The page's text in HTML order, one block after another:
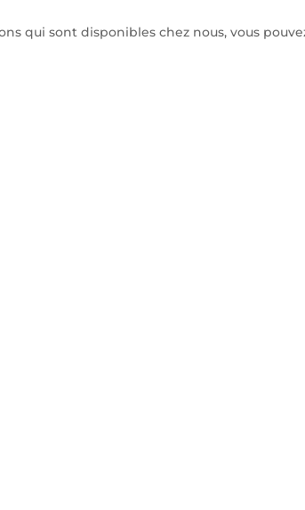
qui sont disponibles chez nous, vous